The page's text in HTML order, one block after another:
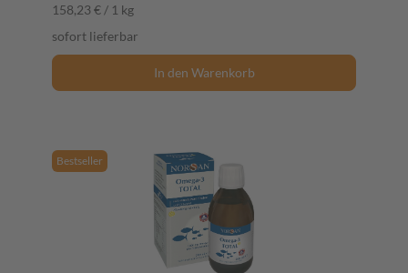
158,23 € / 1 kg
sofort lieferbar
In den Warenkorb
Bestseller